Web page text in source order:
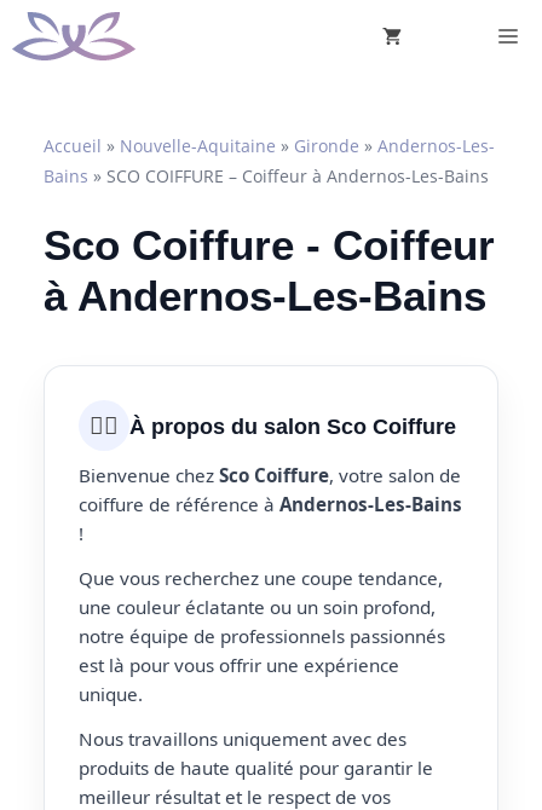
Aller
au
Accueil » Nouvelle-Aquitaine » Gironde » Andernos-Les-
Bains » SCO COIFFURE – Coiffeur à Andernos-Les-Bains
Sco Coiffure - Coiffeur
à Andernos-Les-Bains
💇‍♀️ À propos du salon Sco Coiffure
Bienvenue chez Sco Coiffure, votre salon de
coiffure de référence à Andernos-Les-Bains
!
Que vous recherchez une coupe tendance,
une couleur éclatante ou un soin profond,
notre équipe de professionnels passionnés
est là pour vous offrir une expérience
unique.
Nous travaillons uniquement avec des
produits de haute qualité pour garantir le
meilleur résultat et le respect de vos